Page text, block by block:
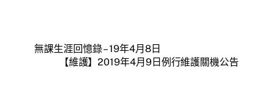
無課生涯回憶錄 – 19年4月8日
【維護】2019年4月9日例行維護關機公告